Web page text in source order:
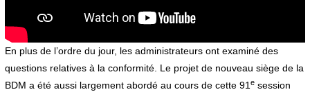
En plus de l’ordre du jour, les administrateurs ont examiné des
questions relatives à la conformité. Le projet de nouveau siège de la
BDM a été aussi largement abordé au cours de cette 91 esession